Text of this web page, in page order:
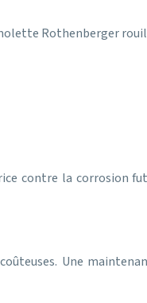
Rothenberger
contre la corrosion
Une